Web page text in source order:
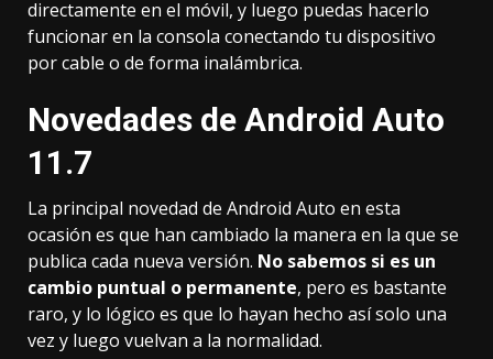
directamente en el móvil, y luego puedas hacerlo
funcionar en la consola conectando tu dispositivo
por cable o de forma inalámbrica.
Novedades de Android Auto
11.7
La principal novedad de Android Auto en esta
ocasión es que han cambiado la manera en la que se
publica cada nueva versión. No sabemos si es un
cambio puntual o permanente, pero es bastante
raro, y lo lógico es que lo hayan hecho así solo una
vez y luego vuelvan a la normalidad.